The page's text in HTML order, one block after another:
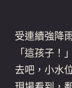
受連續強降
「這孩子
去吧，小水